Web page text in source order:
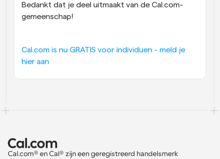
Bedankt dat je deel uitmaakt van de Cal.com-
gemeenschap!
Cal.com is nu GRATIS voor individuen - meld je
hier aan
Cal.com® en Cal® zijn een geregistreerd handelsmerk